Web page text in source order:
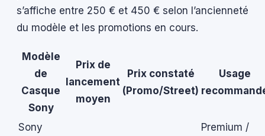
s’affiche entre 250 € et 450 € selon l’ancienneté
du modèle et les promotions en cours.
Modèle
de
Casque
Sony
Prix de
lancement
moyen
Prix constaté
(Promo/Street)
Usage
Sony
Premium /